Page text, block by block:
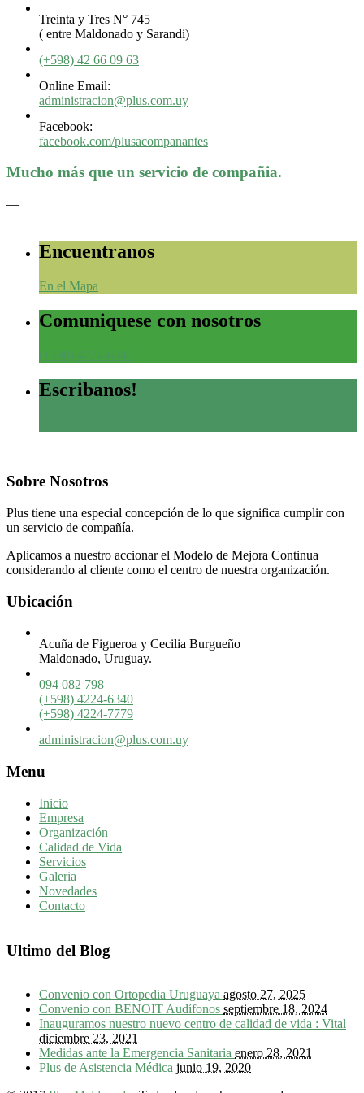
Treinta y Tres N° 745
( entre Maldonado y Sarandi)
(+598) 42 66 09 63
Online Email:
administracion@plus.com.uy
Facebook:
facebook.com/plusacompanantes
Mucho más que un servicio de compañia.
—
Encuentranos
En el Mapa
Comuniquese con nosotros
(+598) 4224-6340
Escribanos!
Sobre Nosotros
Plus tiene una especial concepción de lo que significa cumplir con
un servicio de compañía.
Aplicamos a nuestro accionar el Modelo de Mejora Continua
considerando al cliente como el centro de nuestra organización.
Ubicación
Acuña de Figueroa y Cecilia Burgueño
Maldonado, Uruguay.
094 082 798
(+598) 4224-6340
(+598) 4224-7779
administracion@plus.com.uy
Menu
Inicio
Empresa
Organización
Calidad de Vida
Servicios
Galeria
Novedades
Contacto
Ultimo del Blog
Convenio con Ortopedia Uruguaya agosto 27, 2025
Convenio con BENOIT Audífonos septiembre 18, 2024
Inauguramos nuestro nuevo centro de calidad de vida : Vital
diciembre 23, 2021
Medidas ante la Emergencia Sanitaria enero 28, 2021
Plus de Asistencia Médica junio 19, 2020